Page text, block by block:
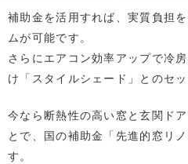
補助金を活用すれば、実質負担
ムが可能です。
さらにエアコン効率アップで冷
け「スタイルシェード」とのセ
今なら断熱性の高い窓と玄関ド
とで、国の補助金「先進的窓リ
す。